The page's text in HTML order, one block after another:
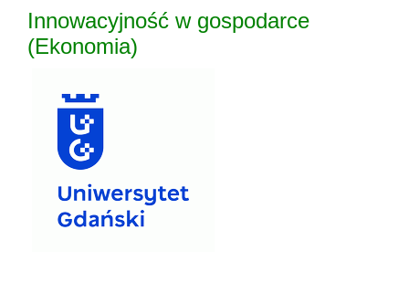
Innowacyjność w gospodarce
(Ekonomia)